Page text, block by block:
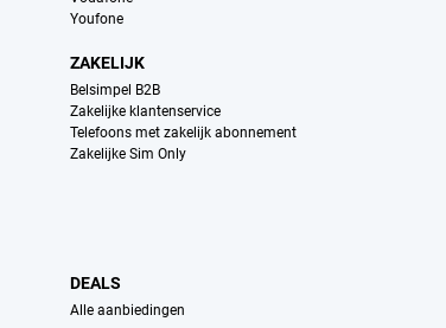
Youfone
ZAKELIJK
Belsimpel B2B
Zakelijke klantenservice
Telefoons met zakelijk abonnement
Zakelijke Sim Only
DEALS
Alle aanbiedingen